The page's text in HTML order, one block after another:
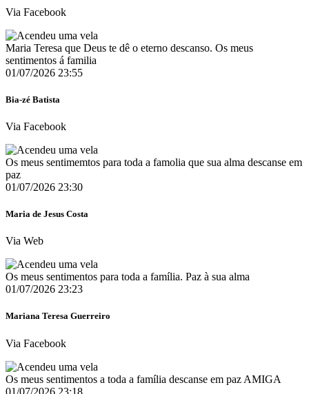
Via Facebook
Maria Teresa que Deus te dê o eterno descanso. Os meus
sentimentos á familia
01/07/2026 23:55
Bia-zé Batista
Via Facebook
Os meus sentimemtos para toda a famolia que sua alma descanse em
paz
01/07/2026 23:30
Maria de Jesus Costa
Via Web
Os meus sentimentos para toda a família. Paz à sua alma
01/07/2026 23:23
Mariana Teresa Guerreiro
Via Facebook
Os meus sentimentos a toda a família descanse em paz AMIGA
01/07/2026 23:18